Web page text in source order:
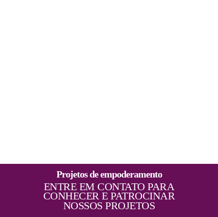
Projetos de empoderamento
ENTRE EM CONTATO PARA
CONHECER E PATROCINAR
NOSSOS PROJETOS